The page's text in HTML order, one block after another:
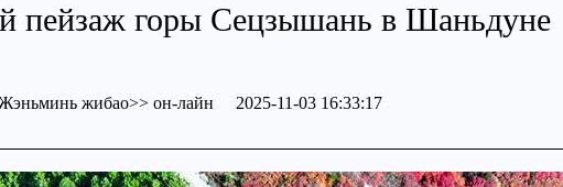
пейзаж горы Сецзышань в Шаньдуне
жибао>> он-лайн 2025-11-03 16:33:17